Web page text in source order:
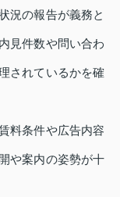
況の報告が義務と
見件数や問い合わ
されているかを確
料条件や広告内容
や案内の姿勢が十